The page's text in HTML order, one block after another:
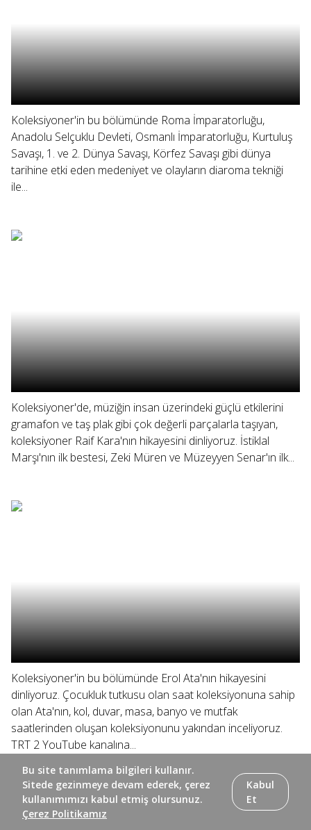
Koleksiyoner'in bu bölümünde Roma İmparatorluğu,
Anadolu Selçuklu Devleti, Osmanlı İmparatorluğu, Kurtuluş
Savaşı, 1. ve 2. Dünya Savaşı, Körfez Savaşı gibi dünya
tarihine etki eden medeniyet ve olayların diaroma tekniği
ile...
Koleksiyoner'de, müziğin insan üzerindeki güçlü etkilerini
gramafon ve taş plak gibi çok değerli parçalarla taşıyan,
koleksiyoner Raif Kara'nın hikayesini dinliyoruz. İstiklal
Marşı'nın ilk bestesi, Zeki Müren ve Müzeyyen Senar'ın ilk...
Koleksiyoner'in bu bölümünde Erol Ata'nın hikayesini
dinliyoruz. Çocukluk tutkusu olan saat koleksiyonuna sahip
olan Ata'nın, kol, duvar, masa, banyo ve mutfak
saatlerinden oluşan koleksiyonunu yakından inceliyoruz.
TRT 2 YouTube kanalına...
Bu site tanımlama bilgileri kullanır.
Sitede gezinmeye devam ederek, çerez
kullanımımızı kabul etmiş olursunuz.
Çerez Politikamız
Kabul
Et